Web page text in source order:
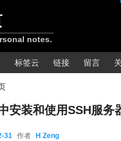
网站
notes.
标签云 链接 留言
安装和使用SSH服务
31 作者
H Zeng